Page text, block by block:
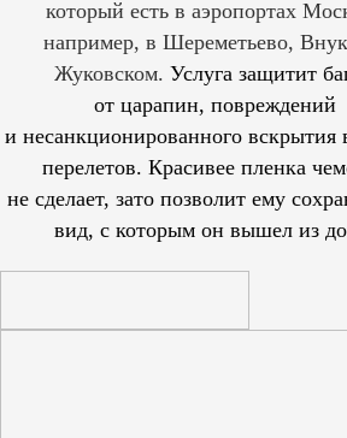
который есть в аэропортах
например, в Шереметьево,
Жуковском. Услуга защитит
от царапин, повреждений
и несанкционированного вскрытия
перелетов. Красивее пленка
не сделает, зато позволит ему
вид, с которым он вышел из